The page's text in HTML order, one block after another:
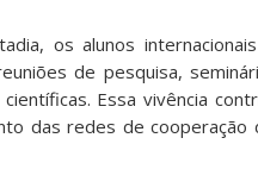
os alunos
de pesquisa,
Essa vivência
das redes de cooperação